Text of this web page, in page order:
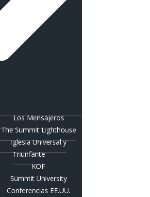
Los Mensajeros
The Summit Lighthouse
Iglesia Universal y
Triunfante
KOF
Summit University
Conferencias EE.UU.